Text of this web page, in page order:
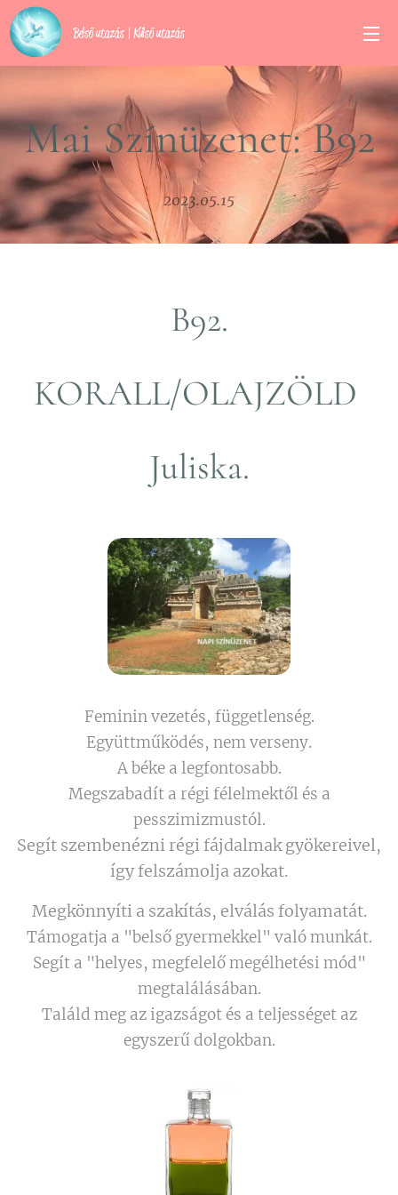
Belső utazás | Külső utazás
Mai Színüzenet: B92
2023.05.15
B92.
KORALL/OLAJZÖLD
Juliska.
Feminin vezetés, függetlenség.
Együttműködés, nem verseny.
A béke a legfontosabb.
Megszabadít a régi félelmektől és a
pesszimizmustól.
Segít szembenézni régi fájdalmak gyökereivel,
így felszámolja azokat.
Megkönnyíti a szakítás, elválás folyamatát.
Támogatja a "belső gyermekkel" való munkát.
Segít a "helyes, megfelelő megélhetési mód"
megtalálásában.
Találd meg az igazságot és a teljességet az
egyszerű dolgokban.